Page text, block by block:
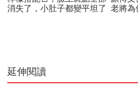
消失了，小肚子都變平坦了 老將為
儒、
延伸閱讀